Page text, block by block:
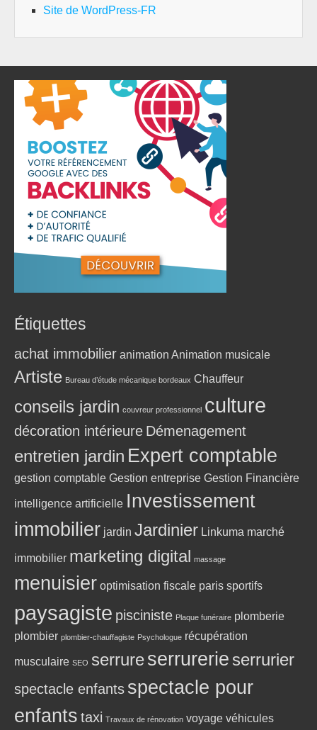
Site de WordPress-FR
Étiquettes
achat immobilier animation Animation musicale
Artiste Bureau d’étude mécanique bordeaux Chauffeur
conseils jardin couvreur professionnel culture
décoration intérieure Démenagement
entretien jardin Expert comptable
gestion comptable Gestion entreprise Gestion Financière
intelligence artificielle Investissement
immobilier jardin Jardinier Linkuma marché
immobilier marketing digital massage
menuisier optimisation fiscale paris sportifs
paysagiste pisciniste Plaque funéraire plomberie
plombier plombier-chauffagiste Psychologue récupération
musculaire SEO serrureserrurerie serrurier
spectacle enfants spectacle pour
enfants taxi Travaux de rénovation voyage véhicules